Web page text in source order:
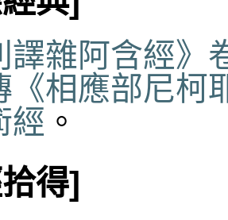
譯雜阿含經》
《相應部尼柯
經 。
得]